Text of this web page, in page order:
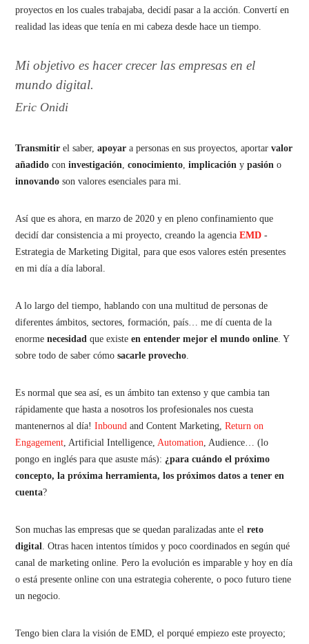
proyectos en los cuales trabajaba, decidí pasar a la acción. Convertí en
realidad las ideas que tenía en mi cabeza desde hace un tiempo.
Mi objetivo es hacer crecer las empresas en el
mundo digital.
Eric Onidi
Transmitir el saber,apoyar a personas en sus proyectos, aportarvalor
añadido coninvestigación,conocimiento,implicación ypasión o
innovando son valores esenciales para mi.
Así que es ahora, en marzo de 2020 y en pleno confinamiento que
decidí dar consistencia a mi proyecto, creando la agenciaEMD -
Estrategia de Marketing Digital, para que esos valores estén presentes
en mi día a día laboral.
A lo largo del tiempo, hablando con una multitud de personas de
diferentes ámbitos, sectores, formación, país… me dí cuenta de la
enormenecesidad que existeen entender mejor el mundo online. Y
sobre todo de saber cómosacarle provecho.
Es normal que sea así, es un ámbito tan extenso y que cambia tan
rápidamente que hasta a nosotros los profesionales nos cuesta
mantenernos al día!Inbound and Content Marketing,Return on
Engagement, Artificial Intelligence,Automation, Audience… (lo
pongo en inglés para que asuste más): ¿para cuándo el próximo
concepto, la próxima herramienta, los próximos datos a tener en
cuenta?
Son muchas las empresas que se quedan paralizadas ante elreto
digital. Otras hacen intentos tímidos y poco coordinados en según qué
canal de marketing online. Pero la evolución es imparable y hoy en día
o está presente online con una estrategia coherente, o poco futuro tiene
un negocio.
Tengo bien clara la visión de EMD, el porqué empiezo este proyecto;